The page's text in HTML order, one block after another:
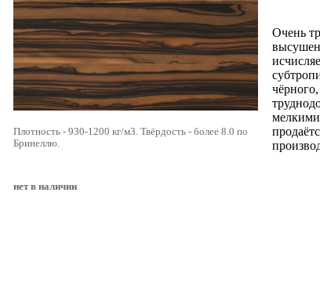
Плотность - 930-1200 кг/м3. Твёрдость - более 8.0 по
Бринеллю.
нет в наличии
Очень